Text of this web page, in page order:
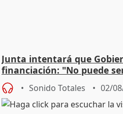
Junta intentará que
financiación: "No puede
Sonido Totales 02/